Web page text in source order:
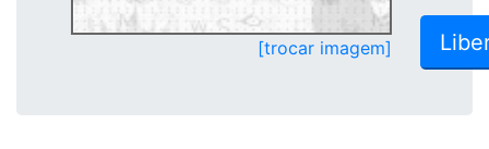
[trocar imagem]